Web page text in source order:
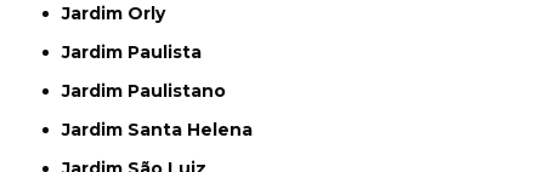
Jardim Orly
Jardim Paulista
Jardim Paulistano
Jardim Santa Helena